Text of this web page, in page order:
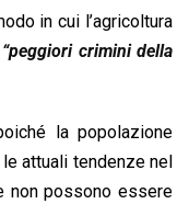
in cui l’agricoltura
“peggiori crimini della
la popolazione
attuali tendenze nel
non possono essere